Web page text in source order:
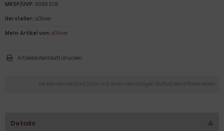
Sie können als Gast (bzw. mit Ihrem derzeitigen Status) keine Preise sehen.
MRSP/UVP: 69,99 EUR
Hersteller: s.Oliver
Mehr Artikel von: s.Oliver
Artikeldatenblatt drucken
Details